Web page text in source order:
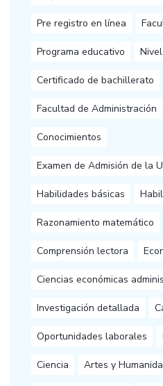
Pre registro en línea
Programa educativo
Certificado de bachillerato
Facultad de Administración
Conocimientos
Examen de Admisión de la
Habilidades básicas
Razonamiento matemático
Comprensión lectora
Ciencias económicas
Investigación detallada
Oportunidades laborales
Ciencia Artes y